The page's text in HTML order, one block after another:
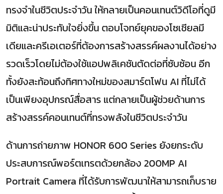
ทรงจำในชีวิตประจำวัน ให้กลายเป็นคอนเทนต์วิดีโอที่ดูมี
มิติและน่าประทับใจยิ่งขึ้น ตอบโจทย์ยุคของโซเชียลมี
เดียและครีเอเตอร์ที่ต้องการสร้างสรรค์ผลงานได้อย่าง
รวดเร็วโดยไม่ต้องใช้แอปพลิเคชันตัดต่อที่ซับซ้อน อีก
ทั้งยังสะท้อนถึงทิศทางใหม่ของสมาร์ตโฟน AI ที่ไม่ได้
เป็นเพียงอุปกรณ์สื่อสาร แต่กลายเป็นผู้ช่วยด้านการ
สร้างสรรค์คอนเทนต์ที่ทรงพลังในชีวิตประจำวัน
ด้านการถ่ายภาพ HONOR 600 Series ยังยกระดับ
ประสบการณ์พอร์ตเทรตด้วยกล้อง 200MP AI
Portrait Camera ที่ได้รับการพัฒนาให้สามารถเก็บราย